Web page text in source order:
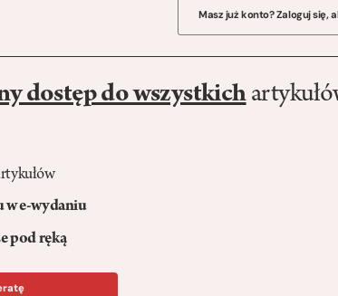
Masz już konto? Zaloguj się,
dostęp do wszystkich
w e-wydaniu
pod ręką